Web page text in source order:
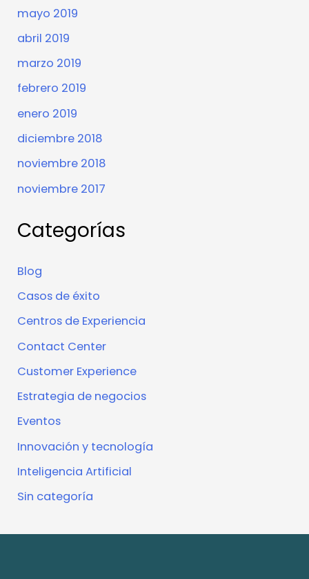
mayo 2019
abril 2019
marzo 2019
febrero 2019
enero 2019
diciembre 2018
noviembre 2018
noviembre 2017
Categorías
Blog
Casos de éxito
Centros de Experiencia
Contact Center
Customer Experience
Estrategia de negocios
Eventos
Innovación y tecnología
Inteligencia Artificial
Sin categoría